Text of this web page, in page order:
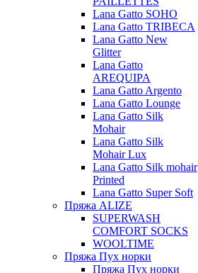
Lana Gatto SOHO
Lana Gatto TRIBECA
Lana Gatto New
Glitter
Lana Gatto
AREQUIPA
Lana Gatto Argento
Lana Gatto Lounge
Lana Gatto Silk
Mohair
Lana Gatto Silk
Mohair Lux
Lana Gatto Silk mohair
Printed
Lana Gatto Super Soft
Пряжа ALIZE
SUPERWASH
COMFORT SOCKS
WOOLTIME
Пряжа Пух норки
Пряжа Пух норки